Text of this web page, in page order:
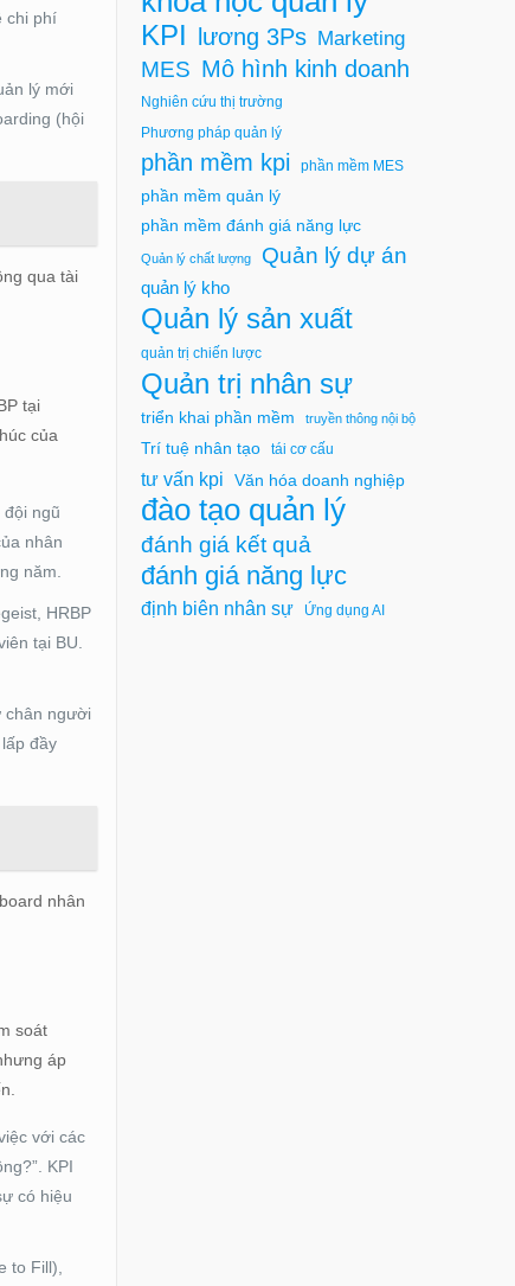
chi phí
lý mới
(hội
qua tài
tại
của
đội ngũ
nhân
năm.
HRBP
tại BU.
chân người
đầy
nhân
soát
áp
với các
KPI
có hiệu
to Fill),
KPI lương 3Ps Marketing
MES Mô hình kinh doanh
Nghiên cứu thị trường
Phương pháp quản lý
phần mềm kpi phần mềm MES
phần mềm quản lý
phần mềm đánh giá năng lực
Quản lý chất lượng Quản lý dự án
quản lý kho
Quản lý sản xuất
quản trị chiến lược
Quản trị nhân sự
triển khai phần mềm truyền thông nội bộ
Trí tuệ nhân tạo tái cơ cấu
tư vấn kpi Văn hóa doanh nghiệp
đào tạo quản lý
đánh giá kết quả
đánh giá năng lực
định biên nhân sự Ứng dụng AI